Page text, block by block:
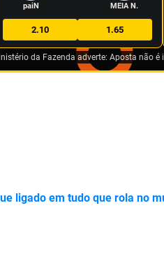
paiN MEIA N.
2.10 1.65
da Fazenda adverte: Aposta não é
ligado em tudo que rola no